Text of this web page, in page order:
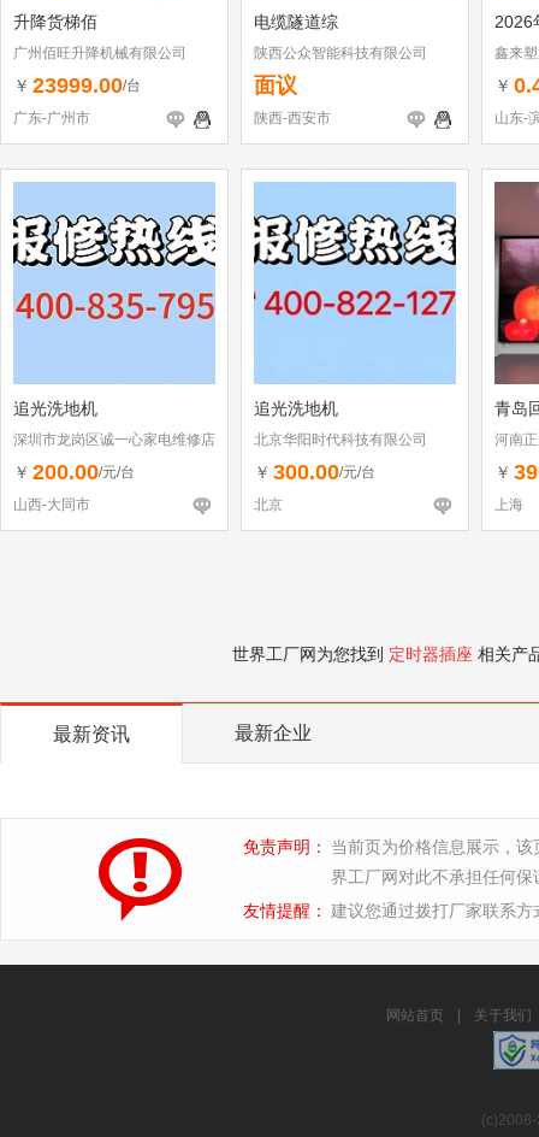
升降货梯佰
广州佰旺升降机械有限公司
￥ 23999.00/台
广东-广州市
电缆隧道综
陕西公众智能科技有限公司
面议
陕西-西安市
2026
鑫来
￥
山东-
追光洗地机
深圳市龙岗区诚一心家电维修店
（个体工商户）
￥ 200.00/元/台
山西-大同市
追光洗地机
北京华阳时代科技有限公司
￥ 300.00/元/台
北京
青岛
河南
￥
上海
世界工厂网为您找到 定时器插座 相关产
最新资讯 最新企业
免责声明：
当前页为价格信息展示，
界工厂网对此不承担任何保
友情提醒： 建议您通过拨打厂家联系
网站首页 关于我们